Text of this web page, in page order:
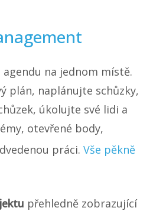
na jednom místě.
plán, naplánujte schůzky,
úkolujte své lidi a
otevřené body,
práci. Vše pěkně
přehledně zobrazující